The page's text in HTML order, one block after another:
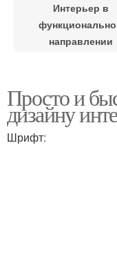
Интерьер в
направлении
Материалы в
Комфорт в
Просто и
дизайну
Шрифт: